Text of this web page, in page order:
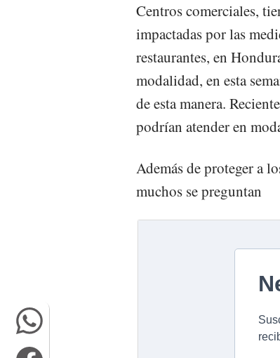
Centros comerciales,
impactadas por las
restaurantes, en
modalidad, en esta
de esta manera.
podrían atender en
Además de proteger a
muchos se preguntan